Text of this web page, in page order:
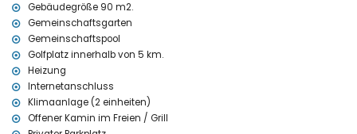
Bar (innerhalb von 500 Metern vom Haus)
Theater, Diskothek, Nachtclub und Promenade (innerhalb von 5
Kilometern vom Haus)
Sehenswürdigkeiten und Kultur in Moraira, Costa Blanca
„Eco Museo Teulada“ (Museum), Kirche (Moraira) und Schloss
(Castillo Moraira) (innerhalb von 5 Kilometern von der Unterkunft)
Sport
Gebäudegröße 90 m2.
Gemeinschaftsgarten
Gemeinschaftspool
Golfplatz innerhalb von 5 km.
Heizung
Internetanschluss
Klimaanlage (2 einheiten)
Offener Kamin im Freien / Grill